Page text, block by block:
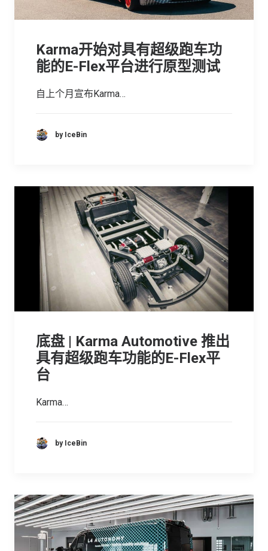
Karma开始对具有超级跑车功
能的E-Flex平台进行原型测试
自上个月宣布Karma…
by IceBin
底盘 | Karma Automotive 推出
具有超级跑车功能的E-Flex平
台
Karma…
by IceBin